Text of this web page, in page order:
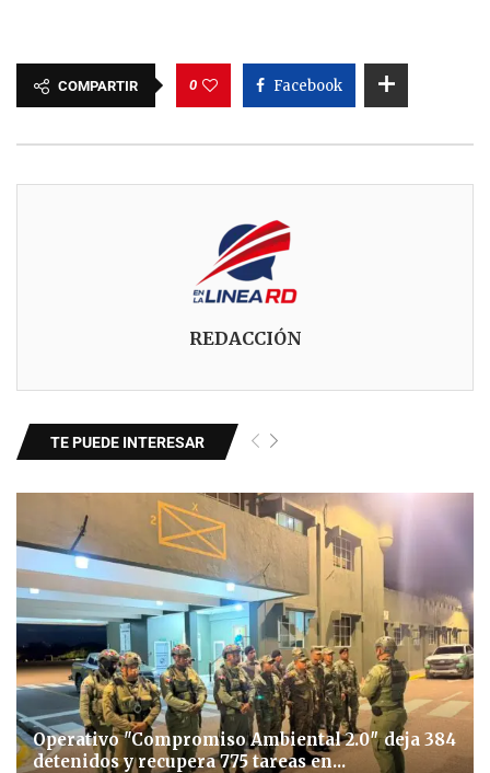
COMPARTIR 0 Facebook
REDACCIÓN
TE PUEDE INTERESAR
Operativo "Compromiso Ambiental 2.0″ deja 384
detenidos y recupera 775 tareas en...